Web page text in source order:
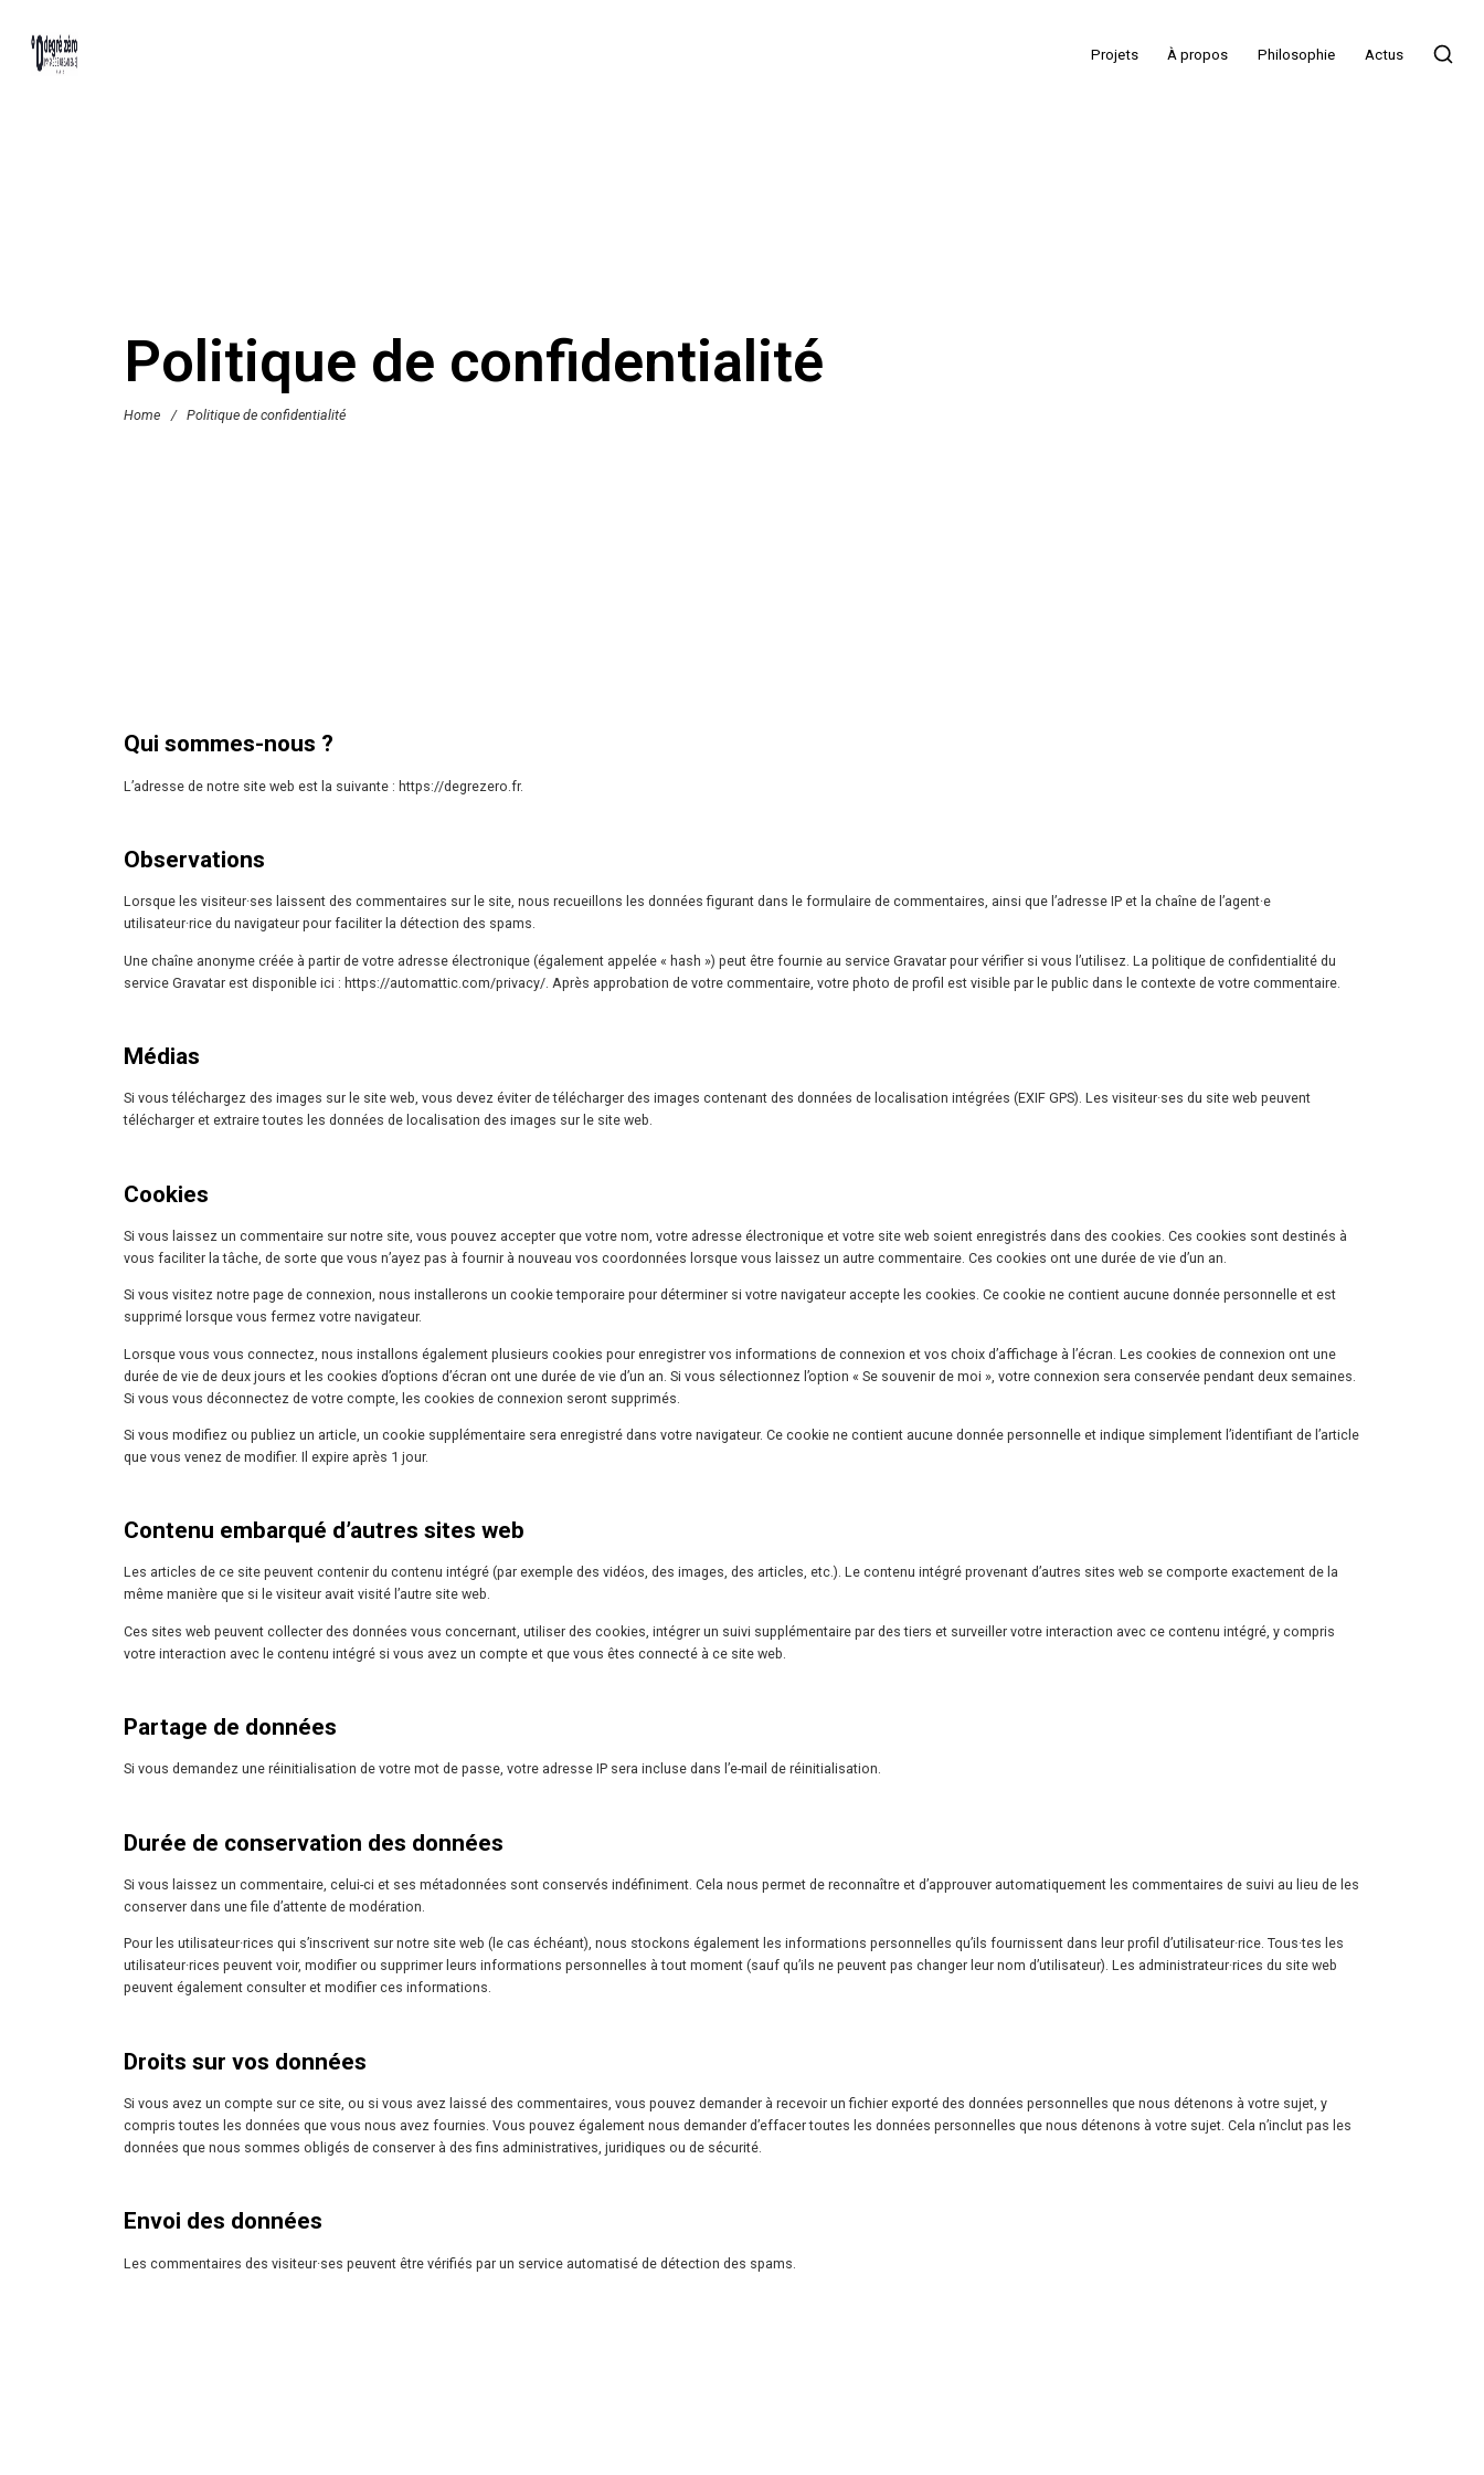
Projets À propos Philosophie Actus
Politique de confidentialité
Home / Politique de confidentialité
Qui sommes-nous ?
L’adresse de notre site web est la suivante : https://degrezero.fr.
Observations
Lorsque les visiteur·ses laissent des commentaires sur le site, nous recueillons les données figurant dans le formulaire de commentaires, ainsi que l’adresse IP et la chaîne de l’agent·e
utilisateur·rice du navigateur pour faciliter la détection des spams.
Une chaîne anonyme créée à partir de votre adresse électronique (également appelée « hash ») peut être fournie au service Gravatar pour vérifier si vous l’utilisez. La politique de confidentialité du
service Gravatar est disponible ici : https://automattic.com/privacy/. Après approbation de votre commentaire, votre photo de profil est visible par le public dans le contexte de votre commentaire.
Médias
Si vous téléchargez des images sur le site web, vous devez éviter de télécharger des images contenant des données de localisation intégrées (EXIF GPS). Les visiteur·ses du site web peuvent
télécharger et extraire toutes les données de localisation des images sur le site web.
Cookies
Si vous laissez un commentaire sur notre site, vous pouvez accepter que votre nom, votre adresse électronique et votre site web soient enregistrés dans des cookies. Ces cookies sont destinés à
vous faciliter la tâche, de sorte que vous n’ayez pas à fournir à nouveau vos coordonnées lorsque vous laissez un autre commentaire. Ces cookies ont une durée de vie d’un an.
Si vous visitez notre page de connexion, nous installerons un cookie temporaire pour déterminer si votre navigateur accepte les cookies. Ce cookie ne contient aucune donnée personnelle et est
supprimé lorsque vous fermez votre navigateur.
Lorsque vous vous connectez, nous installons également plusieurs cookies pour enregistrer vos informations de connexion et vos choix d’affichage à l’écran. Les cookies de connexion ont une
durée de vie de deux jours et les cookies d’options d’écran ont une durée de vie d’un an. Si vous sélectionnez l’option « Se souvenir de moi », votre connexion sera conservée pendant deux semaines.
Si vous vous déconnectez de votre compte, les cookies de connexion seront supprimés.
Si vous modifiez ou publiez un article, un cookie supplémentaire sera enregistré dans votre navigateur. Ce cookie ne contient aucune donnée personnelle et indique simplement l’identifiant de l’article
que vous venez de modifier. Il expire après 1 jour.
Contenu embarqué d’autres sites web
Les articles de ce site peuvent contenir du contenu intégré (par exemple des vidéos, des images, des articles, etc.). Le contenu intégré provenant d’autres sites web se comporte exactement de la
même manière que si le visiteur avait visité l’autre site web.
Ces sites web peuvent collecter des données vous concernant, utiliser des cookies, intégrer un suivi supplémentaire par des tiers et surveiller votre interaction avec ce contenu intégré, y compris
votre interaction avec le contenu intégré si vous avez un compte et que vous êtes connecté à ce site web.
Partage de données
Si vous demandez une réinitialisation de votre mot de passe, votre adresse IP sera incluse dans l’e-mail de réinitialisation.
Durée de conservation des données
Si vous laissez un commentaire, celui-ci et ses métadonnées sont conservés indéfiniment. Cela nous permet de reconnaître et d’approuver automatiquement les commentaires de suivi au lieu de les
conserver dans une file d’attente de modération.
Pour les utilisateur·rices qui s’inscrivent sur notre site web (le cas échéant), nous stockons également les informations personnelles qu’ils fournissent dans leur profil d’utilisateur·rice. Tous·tes les
utilisateur·rices peuvent voir, modifier ou supprimer leurs informations personnelles à tout moment (sauf qu’ils ne peuvent pas changer leur nom d’utilisateur). Les administrateur·rices du site web
peuvent également consulter et modifier ces informations.
Droits sur vos données
Si vous avez un compte sur ce site, ou si vous avez laissé des commentaires, vous pouvez demander à recevoir un fichier exporté des données personnelles que nous détenons à votre sujet, y
compris toutes les données que vous nous avez fournies. Vous pouvez également nous demander d’effacer toutes les données personnelles que nous détenons à votre sujet. Cela n’inclut pas les
données que nous sommes obligés de conserver à des fins administratives, juridiques ou de sécurité.
Envoi des données
Les commentaires des visiteur·ses peuvent être vérifiés par un service automatisé de détection des spams.